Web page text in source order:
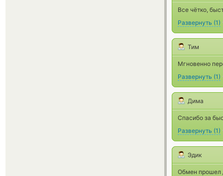
Все чётко,
Развернуть (1)
Тим
Мгновенно
Развернуть (1)
Дима
Спасибо за
Развернуть (1)
Эдик
Обмен прошел